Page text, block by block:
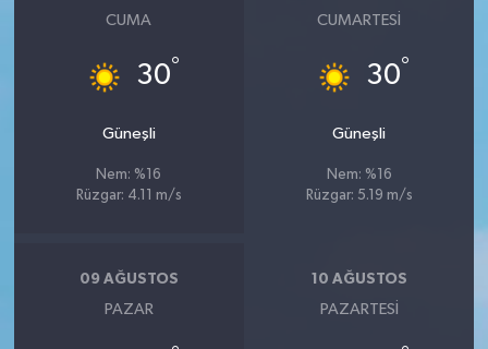
CUMA
30°
Güneşli
Nem: %16
Rüzgar: 4.11 m/s
CUMARTESI
30°
Güneşli
Nem: %16
Rüzgar: 5.19 m/s
09 AĞUSTOS
PAZAR
10 AĞUSTOS
PAZARTESI